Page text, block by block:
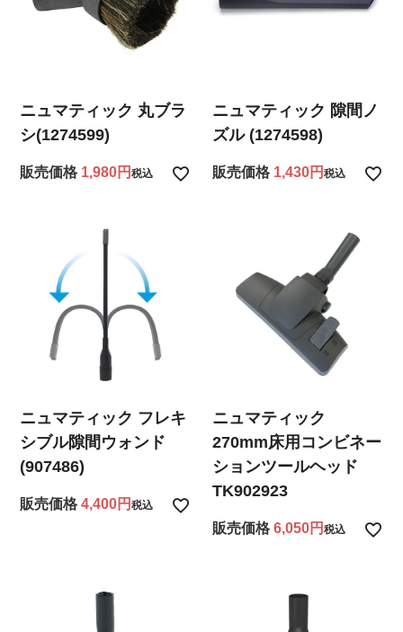
ニュマティック 丸ブラ
シ(1274599)
販売価格 1,980 税込
ニュマティック 隙間ノ
ズル (1274598)
販売価格 1,430 税込
ニュマティック フレキ
シブル隙間ウォンド
(907486)
販売価格 4,400 税込
ニュマティック
270mm床用コンビネー
ションツールヘッド
TK902923
販売価格 6,050 税込